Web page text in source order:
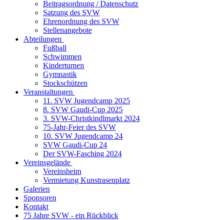
Beitragsordnung / Datenschutz
Satzung des SVW
Ehrenordnung des SVW
Stellenangebote
Abteilungen
Fußball
Schwimmen
Kinderturnen
Gymnastik
Stockschützen
Veranstaltungen
11. SVW Jugendcamp 2025
8. SVW Gaudi-Cup 2025
3. SVW-Christkindlmarkt 2024
75-Jahr-Feier des SVW
10. SVW Jugendcamp 24
SVW Gaudi-Cup 24
Der SVW-Fasching 2024
Vereinsgelände
Vereinsheim
Vermietung Kunstrasenplatz
Galerien
Sponsoren
Kontakt
75 Jahre SVW - ein Rückblick